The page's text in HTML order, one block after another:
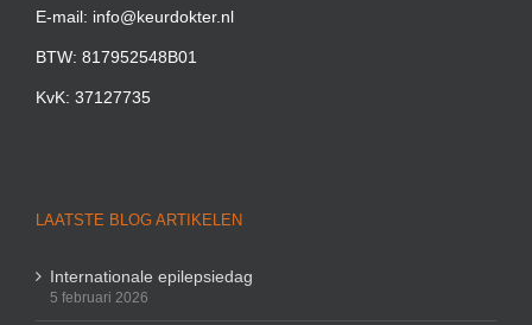
E-mail: info@keurdokter.nl
BTW: 817952548B01
KvK: 37127735
LAATSTE BLOG ARTIKELEN
Internationale epilepsiedag
5 februari 2026